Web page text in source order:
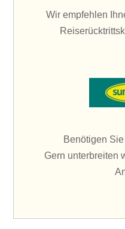
Wir empfehlen
Benötigen
Gern unterbreiten